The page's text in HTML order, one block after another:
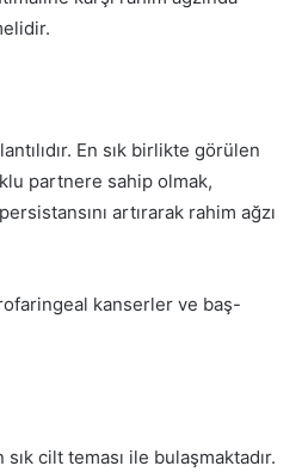
En sık birlikte görülen
partnere sahip olmak,
artırarak rahim ağzı
kanserler ve baş-
cilt teması ile bulaşmaktadır.